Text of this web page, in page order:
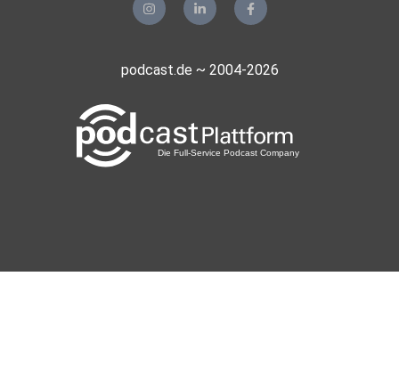
podcast.de ~ 2004-2026